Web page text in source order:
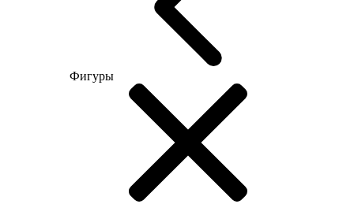
Фигуры